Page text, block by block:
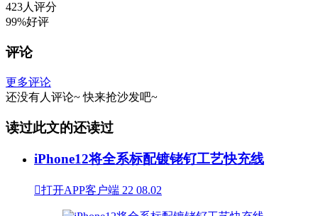
423人评分
99%好评
评论
更多评论
还没有人评论~ 快来抢沙发吧~
读过此文的还读过
iPhone12将全系标配镀铑钌工艺快充线
打开APP客户端 22 08.02